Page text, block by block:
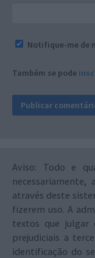
Notifique-me de
Também se pode
Aviso: Todo e
através deste
fizerem uso. A
textos que julgar
prejudiciais a
identificação do